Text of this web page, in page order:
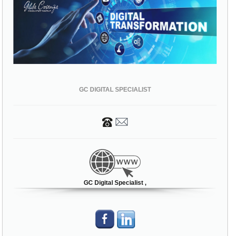
GC DIGITAL SPECIALIST
GC Digital Specialist ,